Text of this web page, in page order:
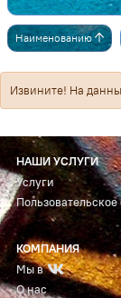
Наименованию
Извините! На
НАШИ УСЛУГИ
Услуги
КОМПАНИЯ
Мы в
О нас